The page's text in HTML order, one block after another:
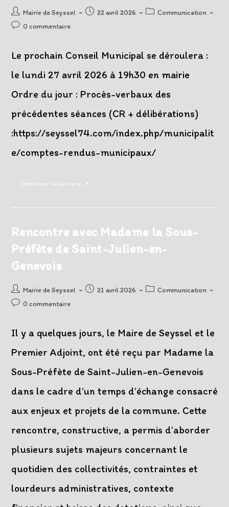
Auteur/autrice
de
Mairie de Seyssel
Post22 avril 2026
PostCommunication
Post0 commentaire
Le prochain Conseil Municipal se déroulera :
le lundi 27 avril 2026 à 19h30 en mairie
Ordre du jour : Procès-verbaux des
précédentes séances (CR + délibérations)
:https://seyssel74.com/index.php/municipalit
e/comptes-rendus-municipaux/
Continuer La Lecture
Prochain
Rencontre avec Madame la Sous-
Préfète de Saint-Julien-en-
Genevois
Auteur/autrice
de
Mairie de Seyssel
Post21 avril 2026
PostCommunication
Post0 commentaire
Il y a quelques jours, le Maire de Seyssel et le
Premier Adjoint, ont été reçu par Madame la
Sous-Préfète de Saint-Julien-en-Genevois
dans le cadre d’un temps d’échange consacré
aux enjeux et projets de la commune. Cette
rencontre, constructive, a permis d’aborder
plusieurs sujets majeurs concernant le
quotidien des collectivités, contraintes et
lourdeurs administratives, contexte